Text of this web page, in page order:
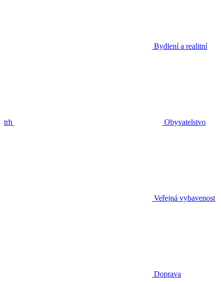
Bydlení a realitní
trh Obyvatelstvo
Veřejná vybavenost
Doprava